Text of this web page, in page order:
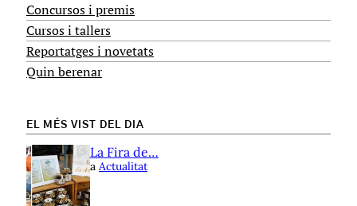
Concursos i premis
Cursos i tallers
Reportatges i novetats
Quin berenar
EL MÉS VIST DEL DIA
La Fira de…
a Actualitat